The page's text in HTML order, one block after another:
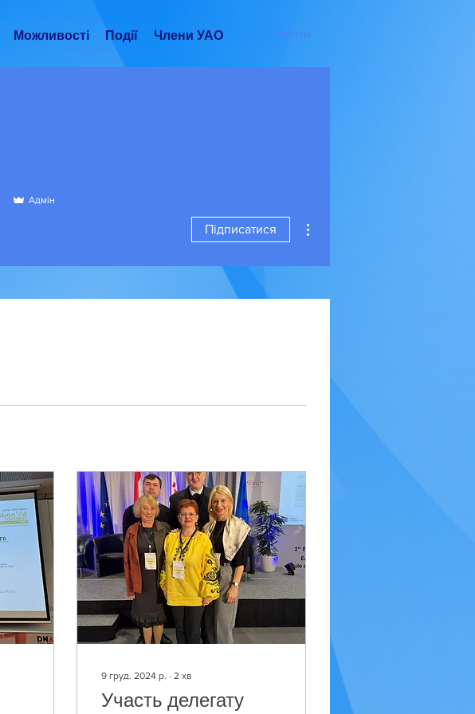
Можливості Події Члени УАО Увійти
9 груд. 2024 р. ∙ 2 хв
Участь делегату
Адмін
Підписатися